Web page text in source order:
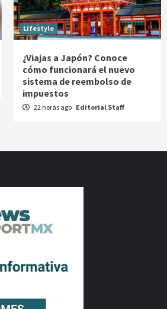
Lifestyle
¿Viajas a Japón? Conoce
cómo funcionará el nuevo
sistema de reembolso de
impuestos
22 horas ago Editorial Staff